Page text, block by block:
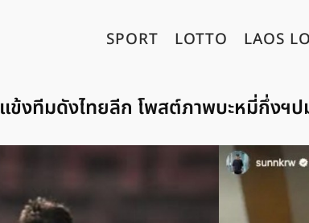
SPORT LOTTO LAOS
แข้งทีมดังไทยลีก โพสต์ภาพบะหมี่กึ่งฯป